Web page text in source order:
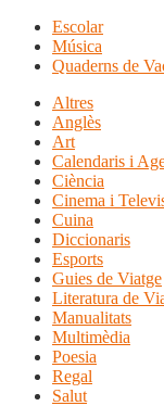
Escolar
Música
Quaderns de
Altres
Anglès
Art
Calendaris i
Ciència
Cinema i
Cuina
Diccionaris
Esports
Guies de Viatge
Literatura de
Manualitats
Multimèdia
Poesia
Regal
Salut